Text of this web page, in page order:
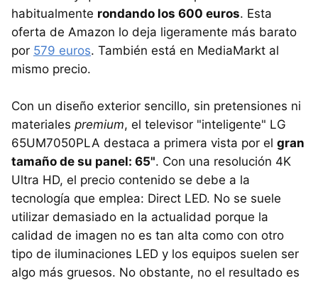
habitualmente rondando los 600 euros. Esta
oferta de Amazon lo deja ligeramente más barato
por 579 euros. También está en MediaMarkt al
mismo precio.
Con un diseño exterior sencillo, sin pretensiones ni
materiales premium, el televisor "inteligente" LG
65UM7050PLA destaca a primera vista por el gran
tamaño de su panel: 65". Con una resolución 4K
Ultra HD, el precio contenido se debe a la
tecnología que emplea: Direct LED. No se suele
utilizar demasiado en la actualidad porque la
calidad de imagen no es tan alta como con otro
tipo de iluminaciones LED y los equipos suelen ser
algo más gruesos. No obstante, no el resultado es